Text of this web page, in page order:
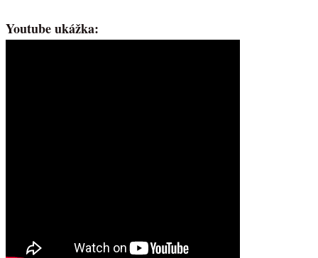
Youtube ukážka: